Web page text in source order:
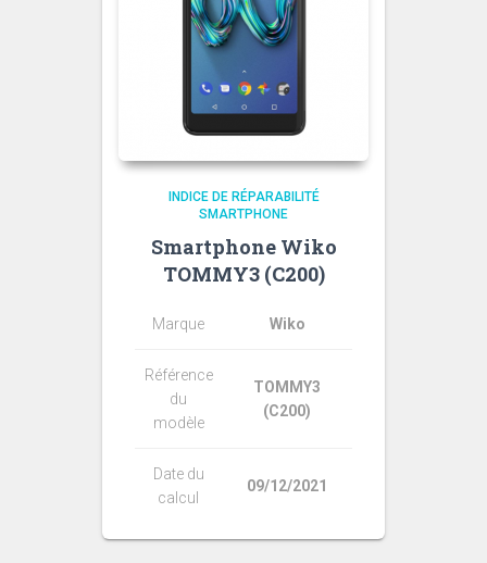
INDICE DE RÉPARABILITÉ
SMARTPHONE
Smartphone Wiko
TOMMY3 (C200)
Marque Wiko
Référence
du
modèle
TOMMY3
(C200)
Date du
calcul
09/12/2021